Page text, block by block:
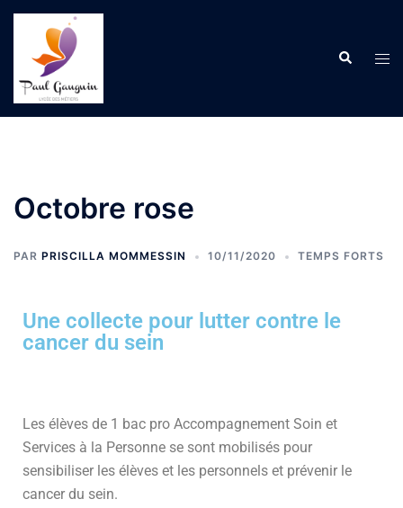
Octobre rose
PAR PRISCILLA MOMMESSIN 10/11/2020 TEMPS FORTS
Une collecte pour lutter contre le
cancer du sein
Les élèves de 1 bac pro Accompagnement Soin et
Services à la Personne se sont mobilisés pour
sensibiliser les élèves et les personnels et prévenir le
cancer du sein.